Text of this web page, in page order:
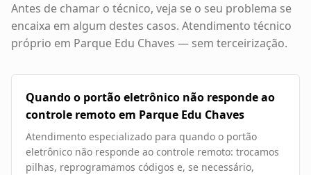
Antes de chamar o técnico, veja se o seu problema se
encaixa em algum destes casos. Atendimento técnico
próprio em Parque Edu Chaves — sem terceirização.
Quando o portão eletrônico não responde ao
controle remoto em Parque Edu Chaves
Atendimento especializado para quando o portão
eletrônico não responde ao controle remoto: trocamos
pilhas, reprogramamos códigos e, se necessário,